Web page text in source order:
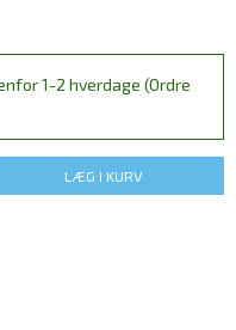
1-2 hverdage (Ordre
LÆG I KURV